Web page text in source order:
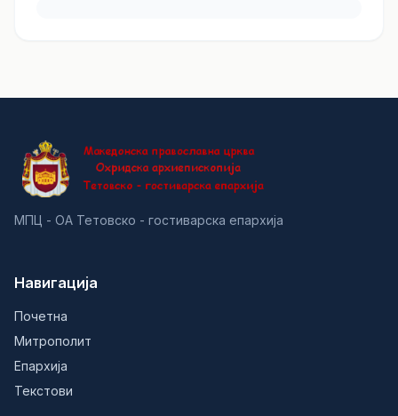
МПЦ - ОА Тетовско - гостиварска епархија
Навигација
Почетна
Митрополит
Епархија
Текстови